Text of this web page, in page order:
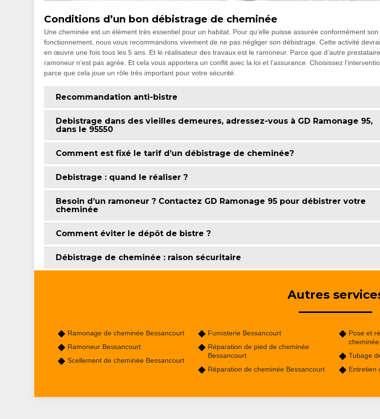
Conditions d’un bon débistrage de cheminée
Une cheminée est un élément très essentiel pour un habitat. Pour qu’elle puisse assurée conformément son
fonctionnement, nous vous recommandons vivement de ne pas négliger son débistrage. Cette activité
en œuvre une fois tous les 5 ans. Et le réalisateur des travaux est le ramoneur. Parce que d’autre
ramoneur n’est pas agrée. Et cela vous apportera un conflit avec la loi et l’assurance. Choisissez
parce que cela joue un rôle très important pour votre sécurité.
Recommandation anti-bistre
Debistrage dans des vieilles demeures, adressez-vous à GD Ramonage 95,
dans le 95550
Comment est fixé le tarif d’un débistrage de cheminée?
Debistrage : quand le réaliser ?
Besoin d’un ramoneur ? Contactez GD Ramonage 95 pour débistrer votre
cheminée
Comment éviter le dépôt de bistre ?
Débistrage de cheminée : raison sécuritaire
Autres
Ramonage de cheminée Bessancourt
Ramoneur Bessancourt
Scellement de cheminée Bessancourt
Fumisterie Bessancourt
Réparation de pied de cheminée
Bessancourt
Réparation de cheminée Bessancourt
Pose et
Tubage
Entretien